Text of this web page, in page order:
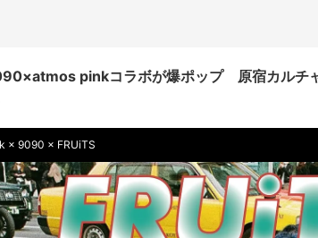
pinkコラボが爆ポップ 原宿カルチ
× 9090 × FRUiTS